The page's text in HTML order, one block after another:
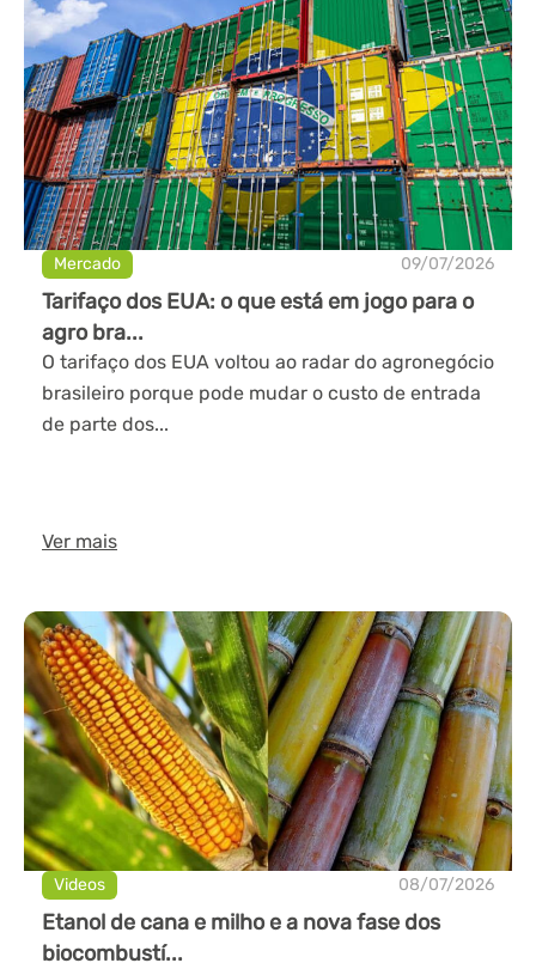
Mercado 09/07/2026
Tarifaço dos EUA: o que está em jogo para o
agro bra...
O tarifaço dos EUA voltou ao radar do agronegócio
brasileiro porque pode mudar o custo de entrada
de parte dos...
Ver mais
Videos 08/07/2026
Etanol de cana e milho e a nova fase dos
biocombustí...